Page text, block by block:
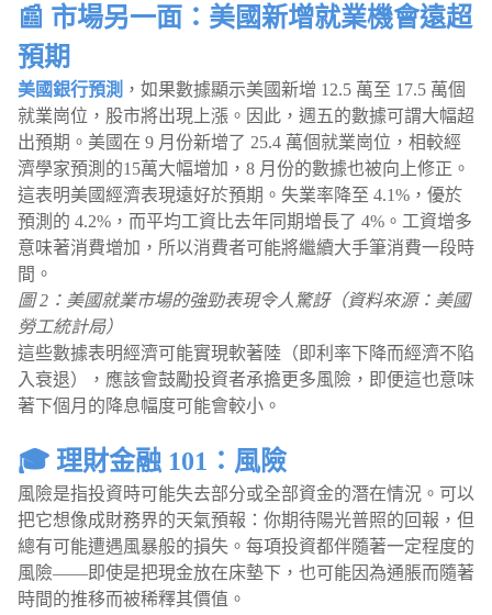
📰 市場另一面：美國新增就業機會遠超
預期
美國銀行預測 ，如果數據顯示美國新增 12.5 萬至 17.5 萬個
就業崗位，股市將出現上漲。因此，週五的數據可謂大幅超
出預期。美國在 9 月份新增了 25.4 萬個就業崗位，相較經
濟學家預測的15萬大幅增加，8 月份的數據也被向上修正。
這表明美國經濟表現遠好於預期。失業率降至 4.1%，優於
預測的 4.2%，而平均工資比去年同期增長了 4%。工資增多
意味著消費增加，所以消費者可能將繼續大手筆消費一段時
間。
圖 2：美國就業市場的強勁表現令人驚訝（資料來源：美國
勞工統計局）
這些數據表明經濟可能實現軟著陸（即利率下降而經濟不陷
入衰退），應該會鼓勵投資者承擔更多風險，即便這也意味
著下個月的降息幅度可能會較小。
🎓 理財金融 101：風險
風險是指投資時可能失去部分或全部資金的潛在情況。可以
把它想像成財務界的天氣預報：你期待陽光普照的回報，但
總有可能遭遇風暴般的損失。每項投資都伴隨著一定程度的
風險——即使是把現金放在床墊下，也可能因為通脹而隨著
時間的推移而被稀釋其價值。